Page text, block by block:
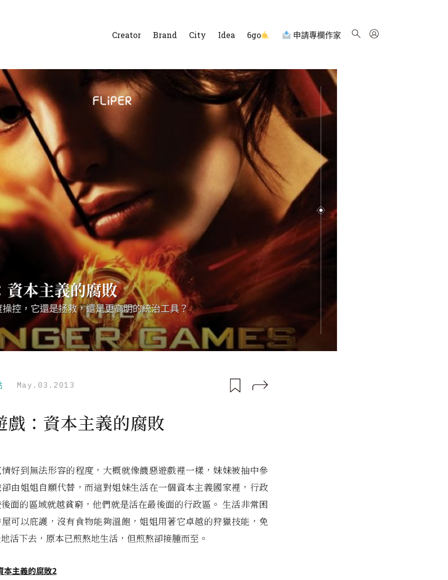
Creator Brand City Idea 6go 申請專欄作家
May.03.2013
戲：資本主義的腐敗
好到無法形容的程度，大概就像饑惡遊戲裡一樣，妹妹被抽中參
由姐姐自願代替，而這對姐妹生活在一個資本主義國家裡，行政
面的區域就越貧窮，他們就是活在最後面的行政區。 生活非常困
可以庇護，沒有食物能夠溫飽，姐姐用著它卓越的狩獵技能，免
活下去，原本已煎熬地生活，但煎熬卻接腫而至。